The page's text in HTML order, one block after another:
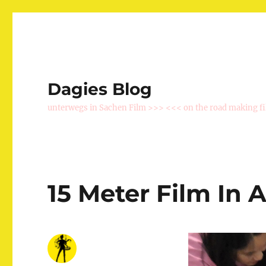
Dagies Blog
unterwegs in Sachen Film >>> <<< on the road making
15 Meter Film In